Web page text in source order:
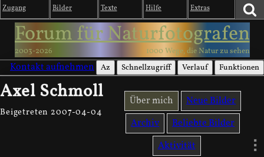
Zugang Bilder Texte Hilfe Extras
Forum für Naturfotografen
2003-2026 1000 Wege, die Natur zu sehen
Kontakt aufnehmen Az Schnellzugriff Verlauf Funktionen
Axel Schmoll
Beigetreten 2007-04-04
Über mich
Neue Bilder
Archiv
Beliebte Bilder
Aktivität